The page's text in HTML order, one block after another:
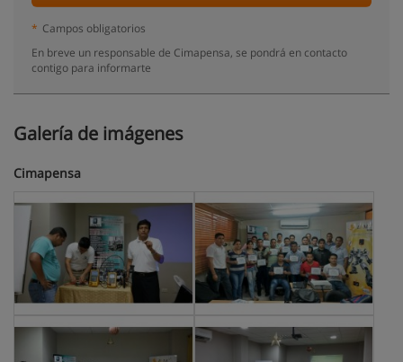
* Campos obligatorios
En breve un responsable de Cimapensa, se pondrá en contacto
contigo para informarte
Galería de imágenes
Cimapensa